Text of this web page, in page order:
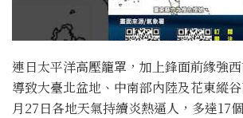
連日太平洋高壓籠罩，加上鋒面前緣強西
導致大臺北盆地、中南部內陸及花東縱
月27日各地天氣持續炎熱逼人，多達17